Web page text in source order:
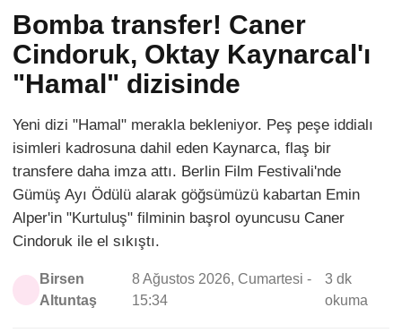
Bomba transfer! Caner
Cindoruk, Oktay Kaynarcal'ı
"Hamal" dizisinde
Yeni dizi "Hamal" merakla bekleniyor. Peş peşe iddialı
isimleri kadrosuna dahil eden Kaynarca, flaş bir
transfere daha imza attı. Berlin Film Festivali'nde
Gümüş Ayı Ödülü alarak göğsümüzü kabartan Emin
Alper'in "Kurtuluş" filminin başrol oyuncusu Caner
Cindoruk ile el sıkıştı.
Birsen
Altuntaş
8 Ağustos 2026, Cumartesi -
15:34
3 dk
okuma